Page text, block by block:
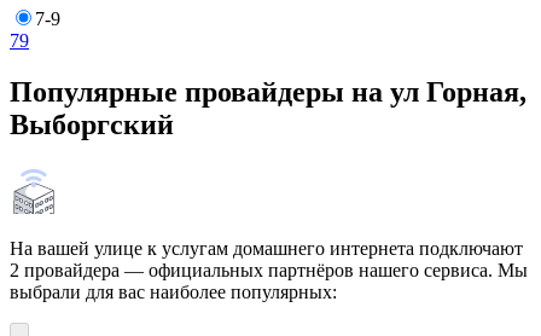
7-9
79
Популярные провайдеры на ул Горная,
Выборгский
На вашей улице к услугам домашнего интернета подключают
2 провайдера — официальных партнёров нашего сервиса. Мы
выбрали для вас наиболее популярных: